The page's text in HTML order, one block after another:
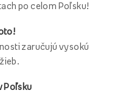
po celom Poľsku!
zaručujú vysokú
Poľsku